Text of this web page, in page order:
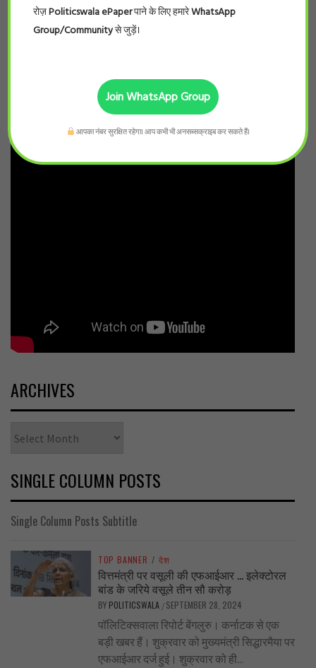
ARCHIVES
SINGLE COLUMN POSTS
Single Column Posts Subtitle
TOP BANNER / देश
वित्तमंत्री पर वसूली की एफआईआर … इलेक्टोरल
बांड के जरिये वसूले तीन सौ करोड़
BY POLITICSWALA / SEPTEMBER 28, 2024
पॉलिटिक्सवाला रिपोर्ट बेंगलुरु। कर्नाटक से एक
बड़ी खबर हैं। शुक्रवार को मुख्यमंत्री सिद्धारमैया पर
एफआईआर दर्ज हुई। शुक्रवार को ही...
रोज़Politicswala ePaperपाने के लिए हमारेWhatsApp
Group/Communityसे जुड़ें।
Join WhatsApp Group
आपका नंबर सुरक्षित रहेगा। आप कभी भी अनसब्सक्राइब कर सकते हैं।